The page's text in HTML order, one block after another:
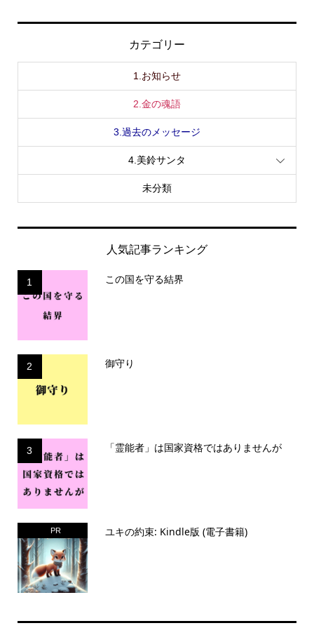
カテゴリー
1.お知らせ
2.金の魂語
3.過去のメッセージ
4.美鈴サンタ
未分類
人気記事ランキング
1 この国を守る結界
2 御守り
3 「霊能者」は国家資格ではありませんが
PR ユキの約束: Kindle版 (電子書籍)